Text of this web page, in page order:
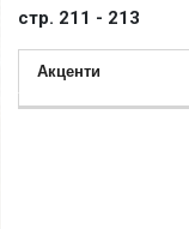
стр. 211 - 213
Акценти